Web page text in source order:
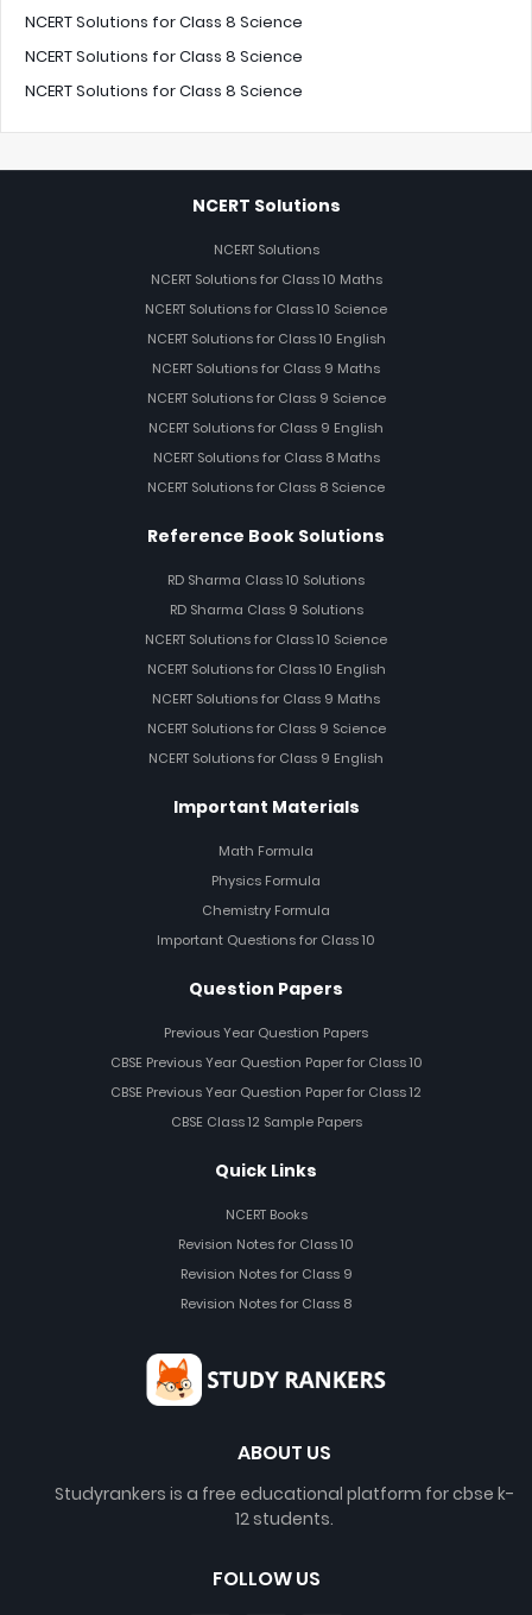
NCERT Solutions for Class 8 Science
NCERT Solutions for Class 8 Science
NCERT Solutions for Class 8 Science
NCERT Solutions
NCERT Solutions
NCERT Solutions for Class 10 Maths
NCERT Solutions for Class 10 Science
NCERT Solutions for Class 10 English
NCERT Solutions for Class 9 Maths
NCERT Solutions for Class 9 Science
NCERT Solutions for Class 9 English
NCERT Solutions for Class 8 Maths
NCERT Solutions for Class 8 Science
Reference Book Solutions
RD Sharma Class 10 Solutions
RD Sharma Class 9 Solutions
NCERT Solutions for Class 10 Science
NCERT Solutions for Class 10 English
NCERT Solutions for Class 9 Maths
NCERT Solutions for Class 9 Science
NCERT Solutions for Class 9 English
Important Materials
Math Formula
Physics Formula
Chemistry Formula
Important Questions for Class 10
Question Papers
Previous Year Question Papers
CBSE Previous Year Question Paper for Class 10
CBSE Previous Year Question Paper for Class 12
CBSE Class 12 Sample Papers
Quick Links
NCERT Books
Revision Notes for Class 10
Revision Notes for Class 9
Revision Notes for Class 8
ABOUT US
Studyrankers is a free educational platform for cbse k-
12 students.
FOLLOW US